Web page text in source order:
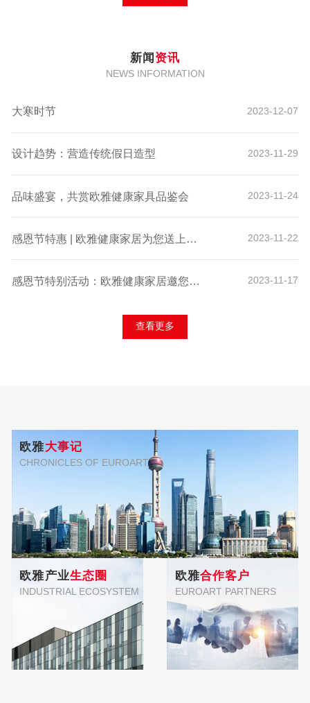
新闻 资讯
NEWS INFORMATION
大寒时节 2023-12-07
设计趋势：营造传统假日造型 2023-11-29
品味盛宴，共赏欧雅健康家具品鉴会 2023-11-24
感恩节特惠 | 欧雅健康家居为您送上诚挚的感谢与独家折扣！ 2023-11-22
感恩节特别活动：欧雅健康家居邀您体验科技舒适，赢取专属好礼！ 2023-11-17
查看更多
欧雅大事记
CHRONICLES OF EUROART
欧雅产业生态圈
INDUSTRIAL ECOSYSTEM
欧雅合作客户
EUROART PARTNERS